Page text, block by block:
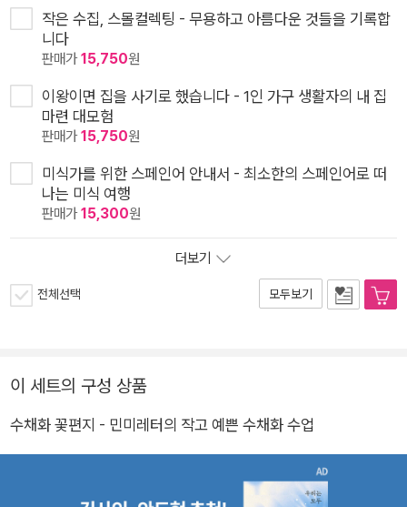
작은 수집, 스몰컬렉팅 - 무용하고 아름다운 것들을 기록합
니다
판매가15,750원
이왕이면 집을 사기로 했습니다 - 1인 가구 생활자의 내 집
마련 대모험
판매가15,750원
미식가를 위한 스페인어 안내서 - 최소한의 스페인어로 떠
나는 미식 여행
판매가15,300원
더보기
전체선택 모두보기
이 세트의 구성 상품
수채화 꽃편지 - 민미레터의 작고 예쁜 수채화 수업